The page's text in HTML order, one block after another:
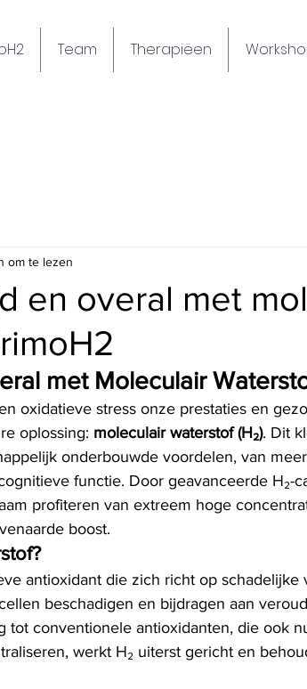
Team Therapiëen
en overal met
om te lezen
met Moleculair
oxidatieve stress onze prestaties en
oplossing: moleculair waterstof (H₂). Dit
onderbouwde voordelen, van
functie. Door geavanceerde H₂-
profiteren van extreem hoge
boost.
antioxidant die zich richt op schadelijke
beschadigen en bijdragen aan
tot conventionele antioxidanten, die ook
werkt H₂ uiterst gericht en